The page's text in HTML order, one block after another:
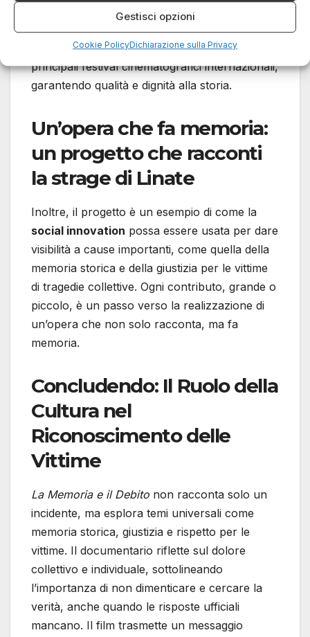
Gestisci opzioni
Cookie PolicyDichiarazione sulla Privacy
, coprendo i costi di post-
produzione e diritti d’autore. L’obiettivo è
raccogliere fondi per presentare il film nei
principali festival cinematografici internazionali,
garantendo qualità e dignità alla storia.
Un’opera che fa memoria:
un progetto che racconti
la strage di Linate
Inoltre, il progetto è un esempio di come la
social innovation possa essere usata per dare
visibilità a cause importanti, come quella della
memoria storica e della giustizia per le vittime
di tragedie collettive. Ogni contributo, grande o
piccolo, è un passo verso la realizzazione di
un’opera che non solo racconta, ma fa
memoria.
Concludendo: Il Ruolo della
Cultura nel
Riconoscimento delle
Vittime
La Memoria e il Debito non racconta solo un
incidente, ma esplora temi universali come
memoria storica, giustizia e rispetto per le
vittime. Il documentario riflette sul dolore
collettivo e individuale, sottolineando
l’importanza di non dimenticare e cercare la
verità, anche quando le risposte ufficiali
mancano. Il film trasmette un messaggio